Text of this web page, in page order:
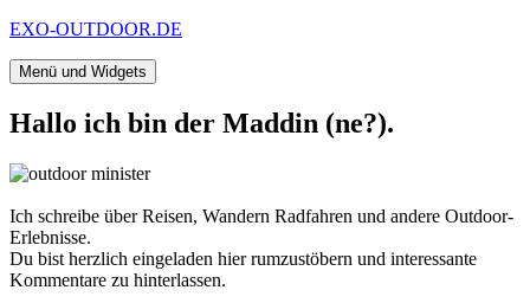
Zum
springen
EXO-OUTDOOR.DE
Menü und Widgets
Hallo ich bin der Maddin (ne?).
Ich schreibe über Reisen, Wandern Radfahren und andere Outdoor-
Erlebnisse.
Du bist herzlich eingeladen hier rumzustöbern und interessante
Kommentare zu hinterlassen.